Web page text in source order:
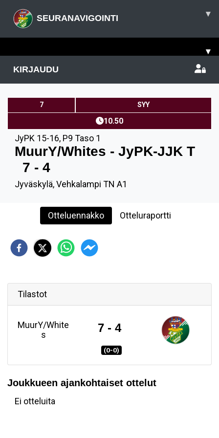
SEURANAVIGOINTI ▾
▾
KIRJAUDU
7 SYY
10.50
JyPK 15-16, P9 Taso 1
MuurY/Whites - JyPK-JJK T
7 - 4
Jyväskylä, Vehkalampi TN A1
Otteluennakko Otteluraportti
Tilastot
MuurY/White
s
7 - 4
(0-0)
Joukkueen ajankohtaiset ottelut
Ei otteluita